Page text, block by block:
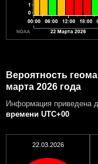
Вероятность
марта 2026 года
Информация приведена
времени UTC+00
22.03.2026